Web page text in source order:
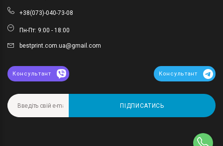
+38(073)-040-73-08
Пн-Пт: 9:00 - 18:00
bestprint.com.ua@gmail.com
Консультант Консультант
ПІДПИСАТИСЬ